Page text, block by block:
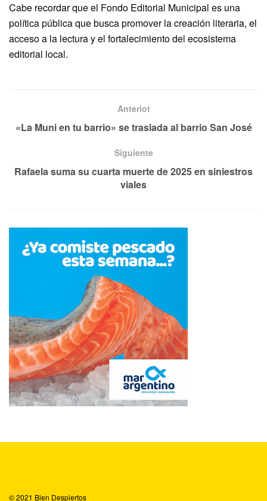
Cabe recordar que el Fondo Editorial Municipal es una
política pública que busca promover la creación literaria, el
acceso a la lectura y el fortalecimiento del ecosistema
editorial local.
Anteriot
«La Muni en tu barrio» se traslada al barrio San José
Siguiente
Rafaela suma su cuarta muerte de 2025 en siniestros
viales
© 2021 Bien Despiertos